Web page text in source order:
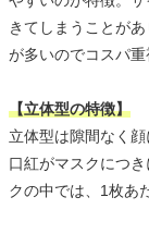
きてしまうことが
が多いのでコスパ重
【立体型の特徴】
立体型は隙間なく
口紅がマスクにつ
クの中では、1枚あ